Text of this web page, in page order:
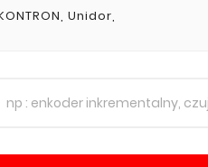
Unidor,